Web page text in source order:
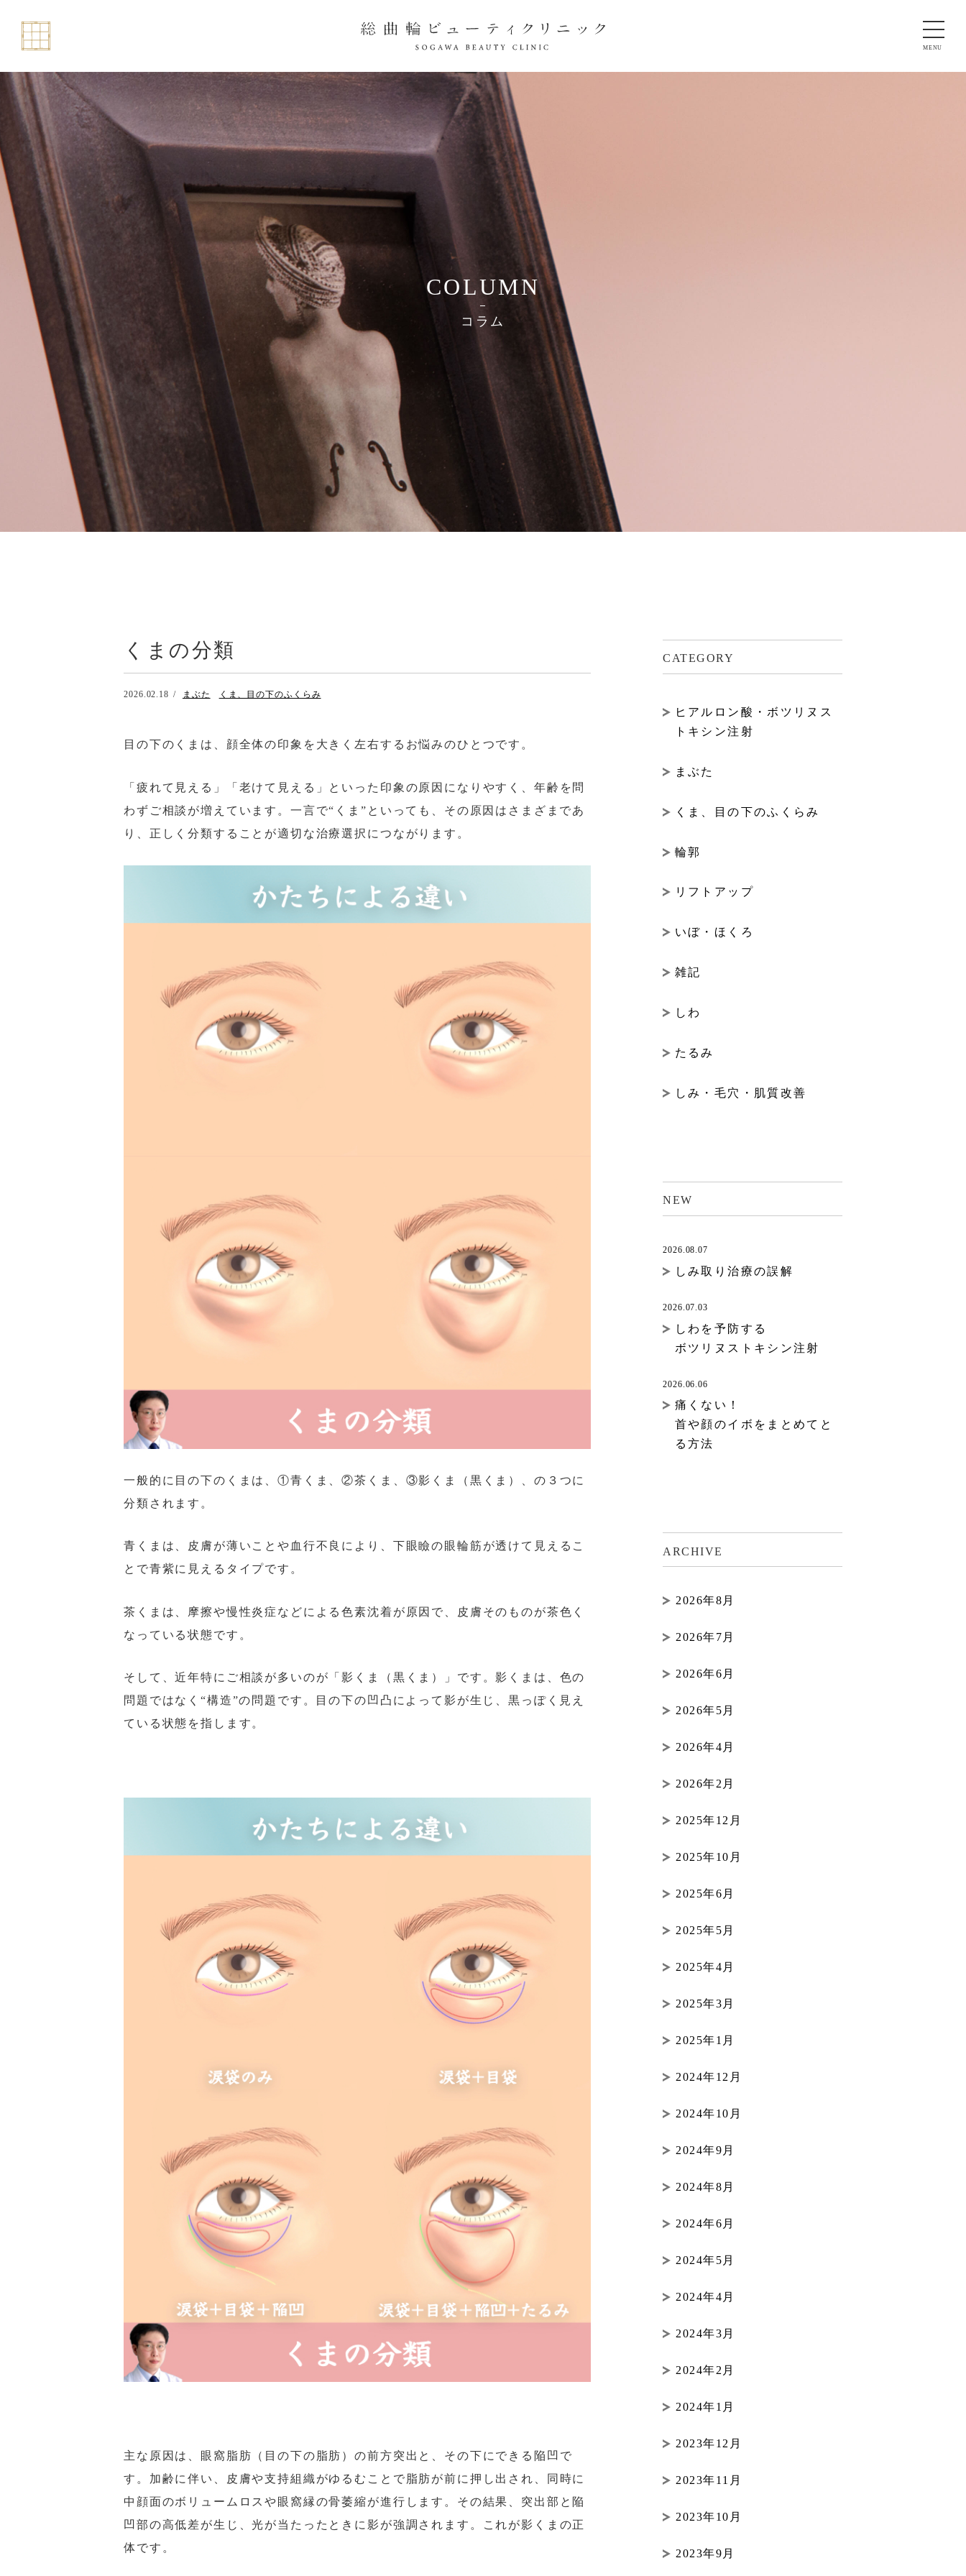
COLUMN
コラム
くまの分類
2026.02.18 まぶた くま、目の下のふくらみ
目の下のくまは、顔全体の印象を大きく左右するお悩みのひとつです。
「疲れて見える」「老けて見える」といった印象の原因になりやすく、年齢を問
わずご相談が増えています。一言で“くま”といっても、その原因はさまざまであ
り、正しく分類することが適切な治療選択につながります。
一般的に目の下のくまは、①青くま、②茶くま、③影くま（黒くま）、の３つに
分類されます。
青くまは、皮膚が薄いことや血行不良により、下眼瞼の眼輪筋が透けて見えるこ
とで青紫に見えるタイプです。
茶くまは、摩擦や慢性炎症などによる色素沈着が原因で、皮膚そのものが茶色く
なっている状態です。
そして、近年特にご相談が多いのが「影くま（黒くま）」です。影くまは、色の
問題ではなく“構造”の問題です。目の下の凹凸によって影が生じ、黒っぽく見え
ている状態を指します。
主な原因は、眼窩脂肪（目の下の脂肪）の前方突出と、その下にできる陥凹で
す。加齢に伴い、皮膚や支持組織がゆるむことで脂肪が前に押し出され、同時に
中顔面のボリュームロスや眼窩縁の骨萎縮が進行します。その結果、突出部と陥
凹部の高低差が生じ、光が当たったときに影が強調されます。これが影くまの正
体です。
CATEGORY
ヒアルロン酸・ボツリヌス
トキシン注射
まぶた
くま、目の下のふくらみ
輪郭
リフトアップ
いぼ・ほくろ
雑記
しわ
たるみ
しみ・毛穴・肌質改善
NEW
2026.08.07
しみ取り治療の誤解
2026.07.03
しわを予防する
ボツリヌストキシン注射
2026.06.06
痛くない！
首や顔のイボをまとめてと
る方法
ARCHIVE
2026年8月
2026年7月
2026年6月
2026年5月
2026年4月
2026年2月
2025年12月
2025年10月
2025年6月
2025年5月
2025年4月
2025年3月
2025年1月
2024年12月
2024年10月
2024年9月
2024年8月
2024年6月
2024年5月
2024年4月
2024年3月
2024年2月
2024年1月
2023年12月
2023年11月
2023年10月
2023年9月